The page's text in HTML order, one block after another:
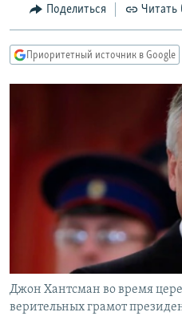
навигации
Вернутся
поиску
IDEL.РЕАЛИИ
СЕВЕР.РЕАЛИИ
ПОДПИШИТЕСЬ НА
СОЦИАЛЬНЫЕ СЕТИ
Все сайты РСЕ/РС
Поделиться Читать
Приоритетный источник в Google
Джон Хантсман во время
верительных грамот